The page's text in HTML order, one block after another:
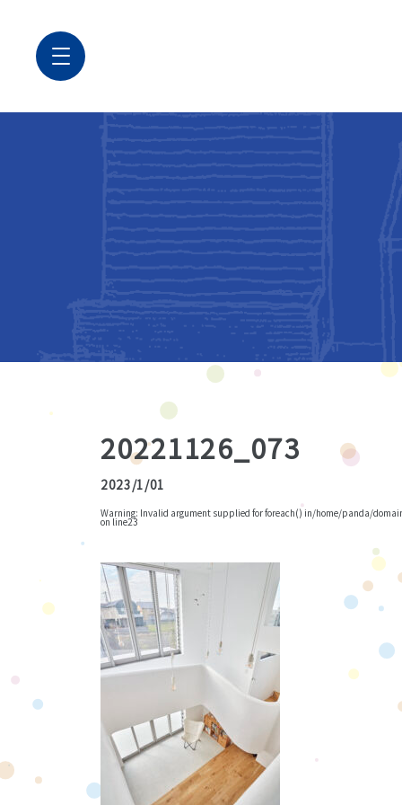
20221126_073
2023/1/01
Warning: Invalid argument supplied for foreach() in/home/panda/
on line23